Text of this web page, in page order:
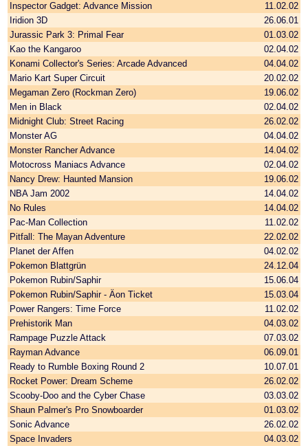
Inspector Gadget: Advance Mission
11.02.02
Iridion 3D
26.06.01
Jurassic Park 3: Primal Fear
01.03.02
Kao the Kangaroo
02.04.02
Konami Collector's Series: Arcade Advanced
04.04.02
Mario Kart Super Circuit
20.02.02
Megaman Zero (Rockman Zero)
19.06.02
Men in Black
02.04.02
Midnight Club: Street Racing
26.02.02
Monster AG
04.04.02
Monster Rancher Advance
14.04.02
Motocross Maniacs Advance
02.04.02
Nancy Drew: Haunted Mansion
19.06.02
NBA Jam 2002
14.04.02
No Rules
14.04.02
Pac-Man Collection
11.02.02
Pitfall: The Mayan Adventure
22.02.02
Planet der Affen
04.02.02
Pokemon Blattgrün
24.12.04
Pokemon Rubin/Saphir
15.06.04
Pokemon Rubin/Saphir - Äon Ticket
15.03.04
Power Rangers: Time Force
11.02.02
Prehistorik Man
04.03.02
Rampage Puzzle Attack
07.03.02
Rayman Advance
06.09.01
Ready to Rumble Boxing Round 2
10.07.01
Rocket Power: Dream Scheme
26.02.02
Scooby-Doo and the Cyber Chase
03.03.02
Shaun Palmer's Pro Snowboarder
01.03.02
Sonic Advance
26.02.02
Space Invaders
04.03.02